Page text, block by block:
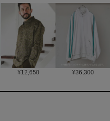
¥12,650 ¥36,300